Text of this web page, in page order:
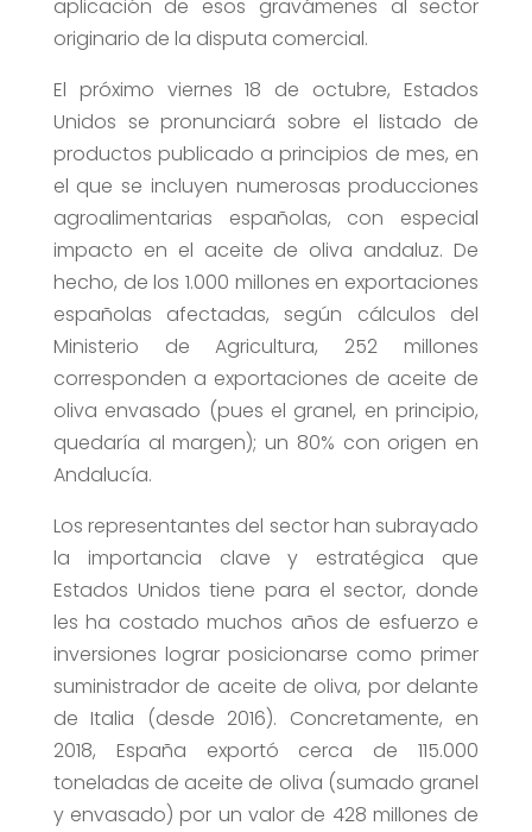
aplicación de esos gravámenes al sector
originario de la disputa comercial.
El próximo viernes 18 de octubre, Estados
Unidos se pronunciará sobre el listado de
productos publicado a principios de mes, en
el que se incluyen numerosas producciones
agroalimentarias españolas, con especial
impacto en el aceite de oliva andaluz. De
hecho, de los 1.000 millones en exportaciones
españolas afectadas, según cálculos del
Ministerio de Agricultura, 252 millones
corresponden a exportaciones de aceite de
oliva envasado (pues el granel, en principio,
quedaría al margen); un 80% con origen en
Andalucía.
Los representantes del sector han subrayado
la importancia clave y estratégica que
Estados Unidos tiene para el sector, donde
les ha costado muchos años de esfuerzo e
inversiones lograr posicionarse como primer
suministrador de aceite de oliva, por delante
de Italia (desde 2016). Concretamente, en
2018, España exportó cerca de 115.000
toneladas de aceite de oliva (sumado granel
y envasado) por un valor de 428 millones de